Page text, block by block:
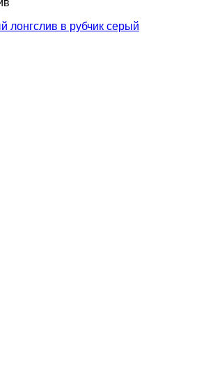
лонгслив в рубчик серый